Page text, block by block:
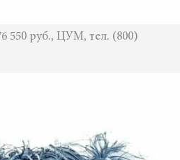
550 руб., ЦУМ, тел. (800)